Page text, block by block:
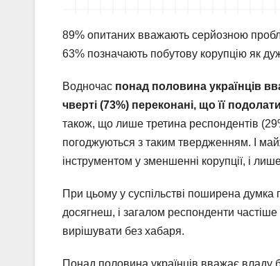
89% опитаних вважають серйозною
63% позначають побутову корупцію як
Водночас понад половина українців
чверті (73%) переконані, що її
також, що лише третина респондентів
погоджуються з таким твердженням. І
інструментом у зменшенні корупції, і
При цьому у суспільстві поширена
досягнеш, і загалом респонденти
вирішувати без хабаря.